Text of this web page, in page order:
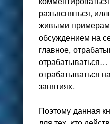
разъясняться,
живыми
обсуждением на
главное,
отрабатываться
занятиях.
Поэтому данная